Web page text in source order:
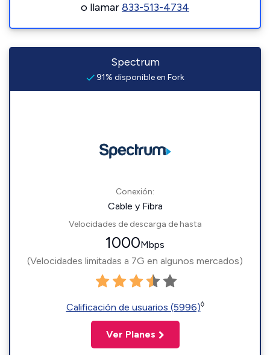
o llamar833-513-4734
Spectrum
91% disponible en Fork
Conexión:
Cable y Fibra
Velocidades de descarga de hasta
1000Mbps
(Velocidades limitadas a 7G en algunos mercados)
Calificación de usuarios (5996)◊
Ver Planes